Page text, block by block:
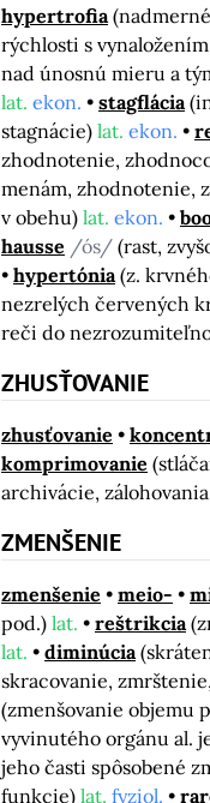
hypertrofia
rýchlosti s
nad únosnú mieru a
lat. ekon. stagflácia
stagnácie) lat. ekon.
zhodnotenie,
menám, zhodnotenie,
v obehu) lat. ekon.
hausse /ós/ (rast,
hypertónia (z.
nezrelých červených
reči do
ZHUSŤOVANIE
zhusťovanie
komprimovanie
archivácie,
ZMENŠENIE
zmenšenie meio-
pod.) lat. reštrikcia
lat.
diminúcia
skracovanie,
(zmenšovanie objemu
vyvinutého orgánu al.
jeho časti spôsobené
funkcie) lat. fyziol.